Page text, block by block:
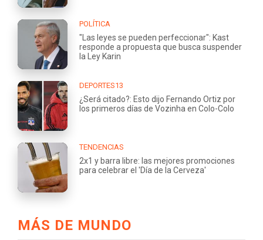
POLÍTICA
"Las leyes se pueden perfeccionar": Kast
responde a propuesta que busca suspender
la Ley Karin
DEPORTES13
¿Será citado?: Esto dijo Fernando Ortiz por
los primeros días de Vozinha en Colo-Colo
TENDENCIAS
2x1 y barra libre: las mejores promociones
para celebrar el 'Día de la Cerveza'
MÁS DE MUNDO